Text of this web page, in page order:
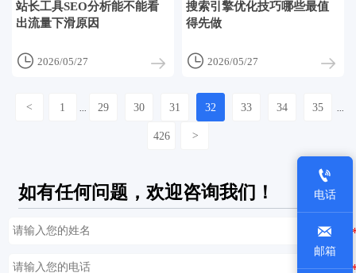
站长工具SEO分析能不能看
出流量下滑原因
 2026/05/27
搜索引擎优化技巧哪些最值
得先做
 2026/05/27
< 1 29 30 31 32 33 34 35
426 >
如有任何问题，欢迎咨询我们！

电话

邮箱